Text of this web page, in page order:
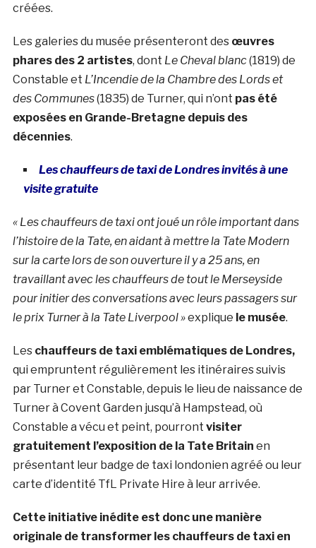
créées.
Les galeries du musée présenteront des œuvres
phares des 2 artistes, dont Le Cheval blanc(1819) de
Constable et L’Incendie de la Chambre des Lords et
des Communes(1835) de Turner, qui n’ont pas été
exposées en Grande-Bretagne depuis des
décennies.
Les chauffeurs de taxi de Londres invités à une
visite gratuite
« Les chauffeurs de taxi ont joué un rôle important dans
l’histoire de la Tate, en aidant à mettre la Tate Modern
sur la carte lors de son ouverture il y a 25 ans, en
travaillant avec les chauffeurs de tout le Merseyside
pour initier des conversations avec leurs passagers sur
le prix Turner à la Tate Liverpool »explique le musée.
Les chauffeurs de taxi emblématiques de Londres,
qui empruntent régulièrement les itinéraires suivis
par Turner et Constable, depuis le lieu de naissance de
Turner à Covent Garden jusqu’à Hampstead, où
Constable a vécu et peint, pourront visiter
gratuitement l’exposition de la Tate Britain en
présentant leur badge de taxi londonien agréé ou leur
carte d’identité TfL Private Hire à leur arrivée.
Cette initiative inédite est donc une manière
originale de transformer les chauffeurs de taxi en